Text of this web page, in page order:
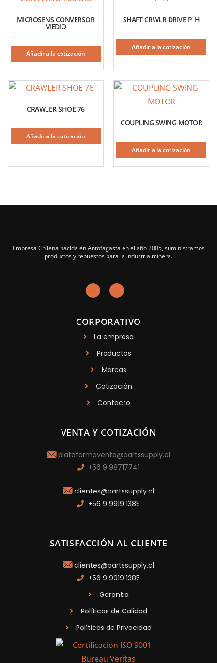
MICROSENS CONVERSOR
MEDIO
Añadir a la cotización
SHAFT CRWLR DRIVE P_H
Añadir a la cotización
CRAWLER SHOE 76
Añadir a la cotización
COUPLING SWING MOTOR
Añadir a la cotización
Empresa Chilena nacida en Antofagasta en el año 2005, suministramos
productos y repuestos para la industria minera.
CORPORATIVO
La empresa
Productos
Marcas
Cotización
Contacto
VENTA Y COTIZACIÓN
plataformaventa@partssupply.cl
+56 9 98717741
clientes@partssupply.cl
+56 9 9919 1385
SATISFACCIÓN AL CLIENTE
clientes@partssupply.cl
+56 9 9919 1385
Garantia
Políticas de Calidad
Políticas de Privacidad